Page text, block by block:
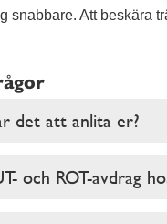
snabbare. Att beskära
det att anlita er?
och ROT-avdrag